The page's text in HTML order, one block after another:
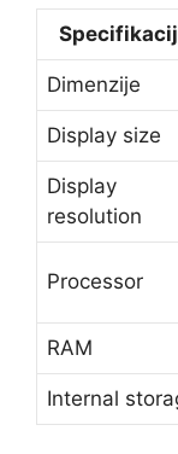
Dimenzije
Display size
Display
resolution
Processor
RAM
Internal